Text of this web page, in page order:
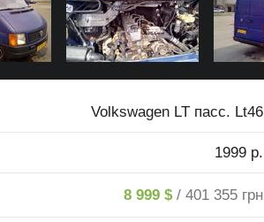
Volkswagen LT пасс. Lt46
1999 р.
8 999 $ / 401 355 грн